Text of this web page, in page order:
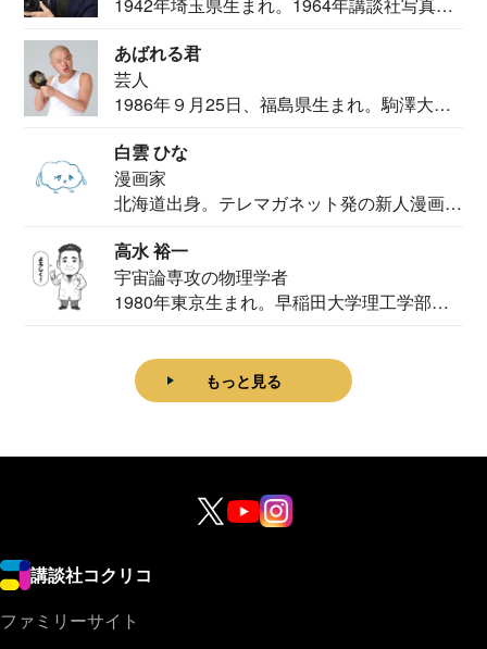
1942年埼玉県生まれ。1964年講談社写真部
あばれる君
芸人
1986年９月25日、福島県生まれ。駒澤大学
白雲 ひな
漫画家
北海道出身。テレマガネット発の新人漫画
高水 裕一
宇宙論専攻の物理学者
1980年東京生まれ。早稲田大学理工学部物
もっと見る
講談社コクリコ
ファミリーサイト